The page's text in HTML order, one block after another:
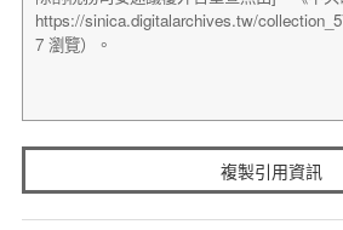
複製引用資訊